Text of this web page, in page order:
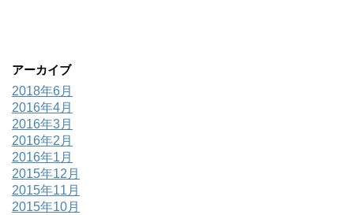
アーカイブ
2018年6月
2016年4月
2016年3月
2016年2月
2016年1月
2015年12月
2015年11月
2015年10月